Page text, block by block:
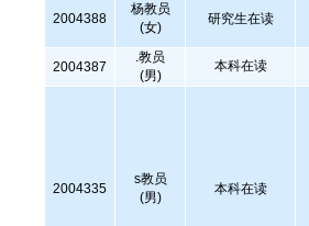
2004388
杨教员
(女)
研究生在读
2004387
.教员
(男)
本科在读
2004335
s教员
(男)
本科在读